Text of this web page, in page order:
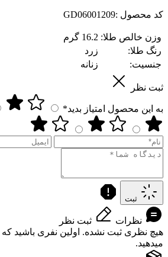
کد محصول :GD06001209
وزن خالص طلا: 16.2 گرم
رنگ طلا:
زرد
جنسیت:
زنانه
ثبت نظر
به این محصول امتیاز بدید*
ثبت
نظرات
ثبت نظر
هیچ نظری ثبت نشده. اولین نفری باشید
میدهید.